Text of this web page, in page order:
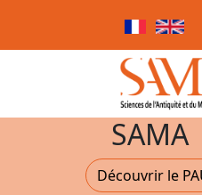
SAMA
Découvrir le